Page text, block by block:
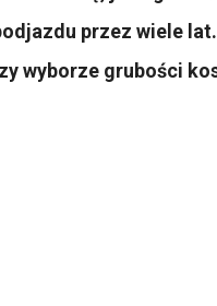
przez wiele
wyborze grubości